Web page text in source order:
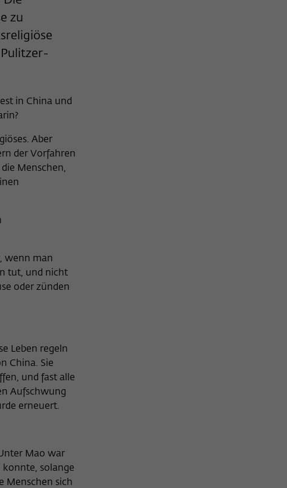
zu
in China und
Aber
der Vorfahren
Menschen,
wenn man
tut, und nicht
oder zünden
Leben regeln
China. Sie
und fast alle
Aufschwung
erneuert.
Mao war
konnte, solange
Menschen sich